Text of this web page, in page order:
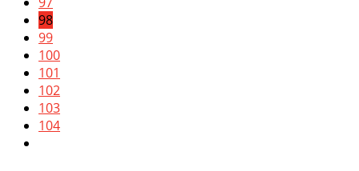
98
99
100
101
102
103
104